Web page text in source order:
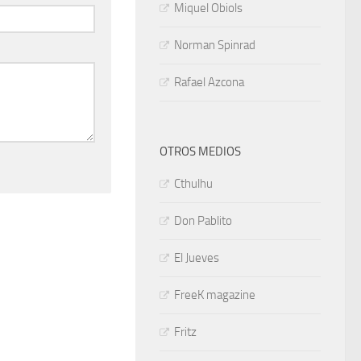
Miquel Obiols
Norman Spinrad
Rafael Azcona
OTROS MEDIOS
Cthulhu
Don Pablito
El Jueves
FreeK magazine
Fritz